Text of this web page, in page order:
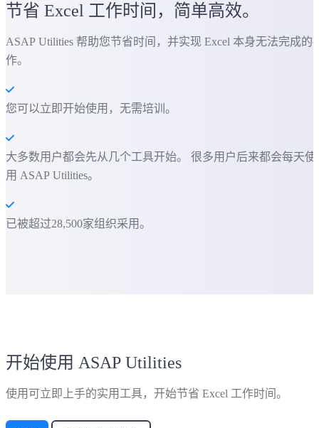
节省 Excel 工作时间，简单高效。
ASAP Utilities 帮助您节省时间，并实现 Excel 本身无法完成的
作。
您可以立即开始使用，无需培训。
大多数用户都会先从几个工具开始。 很多用户后来都会每天使
用 ASAP Utilities。
已被超过28,500家组织采用。
开始使用 ASAP Utilities
使用可立即上手的实用工具，开始节省 Excel 工作时间。